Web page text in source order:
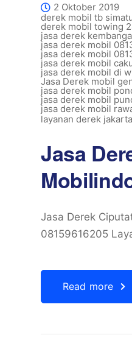
2 Oktober 2019
derek mobil tb
derek mobil towing
jasa derek
jasa derek mobil
jasa derek mobil
jasa derek mobil
jasa derek mobil di
Jasa Derek mobil
jasa derek mobil
jasa derek mobil
jasa derek mobil
layanan derek
Jasa
Jasa Derek
08159616205
Read more